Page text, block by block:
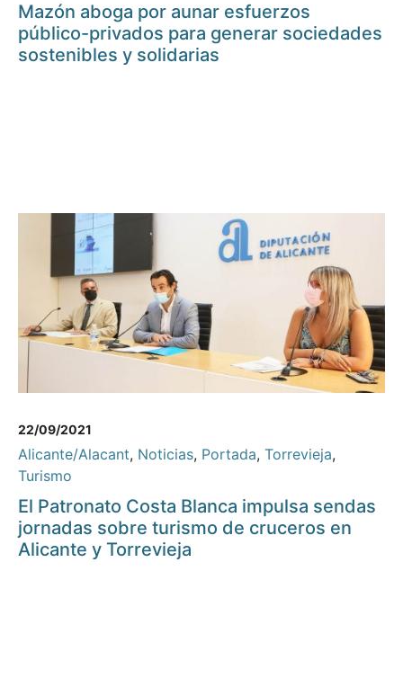
Mazón aboga por aunar esfuerzos
público-privados para generar sociedades
sostenibles y solidarias
22/09/2021
Alicante/Alacant, Noticias, Portada, Torrevieja,
Turismo
El Patronato Costa Blanca impulsa sendas
jornadas sobre turismo de cruceros en
Alicante y Torrevieja